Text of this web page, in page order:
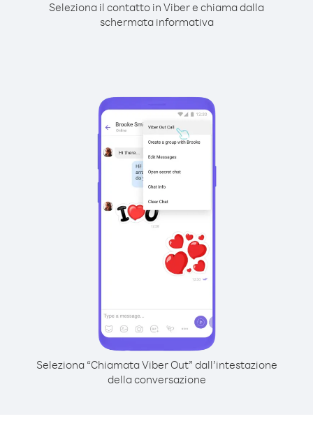
Seleziona il contatto in Viber e chiama dalla
schermata informativa
Seleziona “Chiamata Viber Out” dall’intestazione
della conversazione